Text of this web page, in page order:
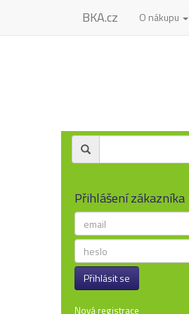
BKA.cz O nákupu
Přihlášení zákazníka
Přihlásit se
Nová registrace